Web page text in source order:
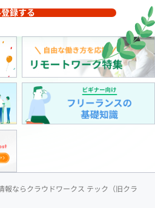
録する
報ならクラウドワークス テック（旧クラ